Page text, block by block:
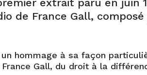
extrait paru en juin
de France Gall, composé
hommage à sa façon
Gall, du droit à la